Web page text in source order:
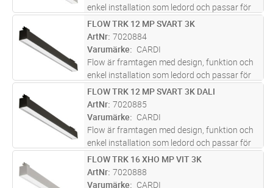
enkel installation som ledord och passar för
kontor och andra typer av offentliga miljöer.
Armaturen har en direkt ljusfördelning. Flow
track har en adapter
ST Lägg i kundvagn
FLOW TRK 12 MP SVART 3K
ArtNr 7020884
Varumärke
CARDI
Flow är framtagen med design, funktion och
enkel installation som ledord och passar för
kontor och andra typer av offentliga miljöer.
Armaturen har en direkt ljusfördelning. Flow
track har en adapter
ST Lägg i kundvagn
FLOW TRK 12 MP SVART 3K DALI
ArtNr 7020885
Varumärke
CARDI
Flow är framtagen med design, funktion och
enkel installation som ledord och passar för
kontor och andra typer av offentliga miljöer.
Armaturen har en direkt ljusfördelning. Flow
track har en adapter
ST Lägg i kundvagn
FLOW TRK 16 XHO MP VIT 3K
ArtNr 7020888
Varumärke
CARDI